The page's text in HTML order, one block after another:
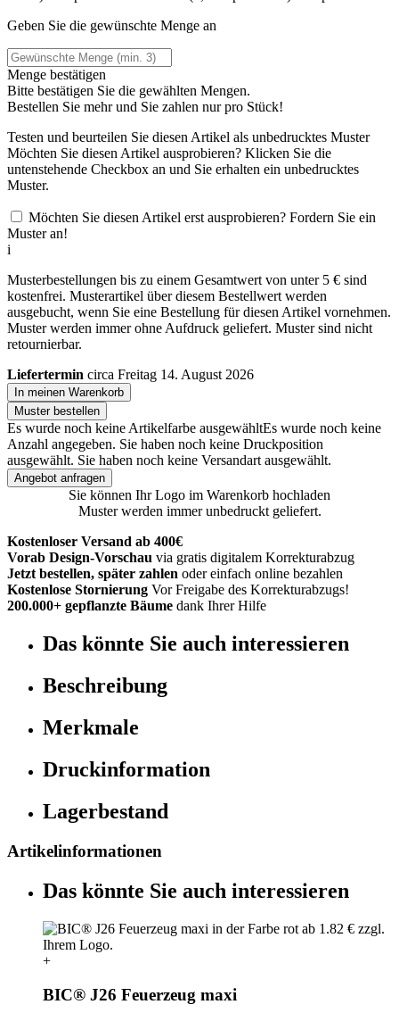
Geben Sie die gewünschte Menge an
Menge bestätigen
Bitte bestätigen Sie die gewählten Mengen.
Bestellen Sie mehr und Sie zahlen nurpro Stück!
Testen und beurteilen Sie diesen Artikel als unbedrucktes Muster
Möchten Sie diesen Artikel ausprobieren? Klicken Sie die
untenstehende Checkbox an und Sie erhalten ein unbedrucktes
Muster.
Möchten Sie diesen Artikel erst ausprobieren? Fordern Sie ein
Muster an!
i
Musterbestellungen bis zu einem Gesamtwert von unter 5 € sind
kostenfrei. Musterartikel über diesem Bestellwert werden
ausgebucht, wenn Sie eine Bestellung für diesen Artikel vornehmen.
Muster werden immer ohne Aufdruck geliefert. Muster sind nicht
retournierbar.
Liefertermin circa Freitag 14. August 2026
In meinen Warenkorb
Muster bestellen
Es wurde noch keine Artikelfarbe ausgewähltEs wurde noch keine
Anzahl angegeben. Sie haben noch keine Druckposition
ausgewählt. Sie haben noch keine Versandart ausgewählt.
Angebot anfragen
Sie können Ihr Logo im Warenkorb hochladen
Muster werden immer unbedruckt geliefert.
Kostenloser Versand ab 400€
Vorab Design-Vorschau via gratis digitalem Korrekturabzug
Jetzt bestellen, später zahlen oder einfach online bezahlen
Kostenlose Stornierung Vor Freigabe des Korrekturabzugs!
200.000+ gepflanzte Bäume dank Ihrer Hilfe
Das könnte Sie auch interessieren
Beschreibung
Merkmale
Druckinformation
Lagerbestand
Artikelinformationen
Das könnte Sie auch interessieren
+
BIC® J26 Feuerzeug maxi